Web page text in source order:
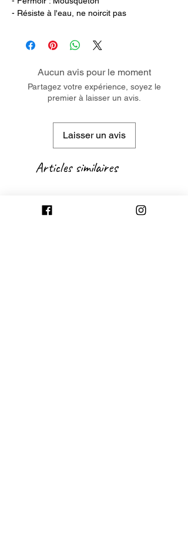
- Résiste à l'eau, ne noircit pas
Aucun avis pour le moment
Partagez votre expérience, soyez le
premier à laisser un avis.
Laisser un avis
Articles similaires